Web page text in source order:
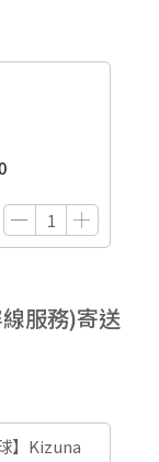
服務)寄送
】Kizuna